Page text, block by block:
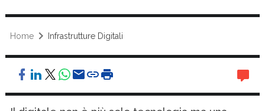
Home Infrastrutture Digitali